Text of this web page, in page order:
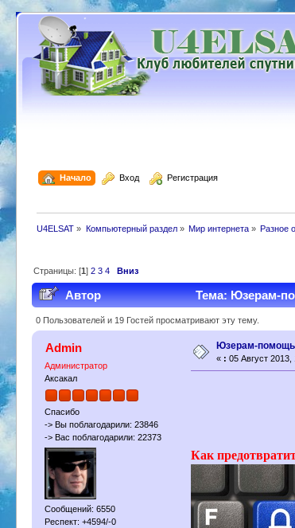
Начало Вход Регистрация
U4ELSAT » Компьютерный раздел» Мир интернета » Разное
Страницы: [1]2 3 4 Вниз
Автор Тема: Юзерам-
0 Пользователей и 19 Гостей просматривают эту тему.
Admin
Администратор
Аксакал
Спасибо
-> Вы поблагодарили: 23846
-> Вас поблагодарили: 22373
Сообщений: 6550
Респект: +4594/-0
Юзерам-помощь
« : 05 Август 2013,
Как